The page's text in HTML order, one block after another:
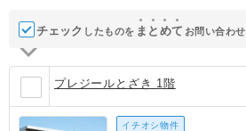
チェック したものを ま と めて お問い合わせ
プレジールとざき 1階
イチオシ物件